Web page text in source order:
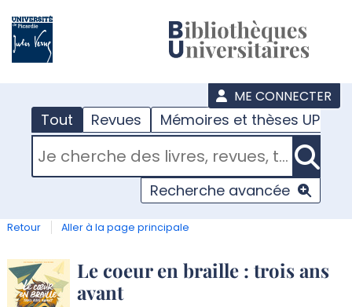
ME CONNECTER
Tout Revues Mémoires et thèses UPJV
RECHERCHER DANS "TOUT"
Recherche avancée
Retour Aller à la page principale
Détail Le coeur en braille : trois ans
avant